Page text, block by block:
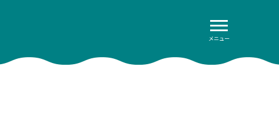
メニュー